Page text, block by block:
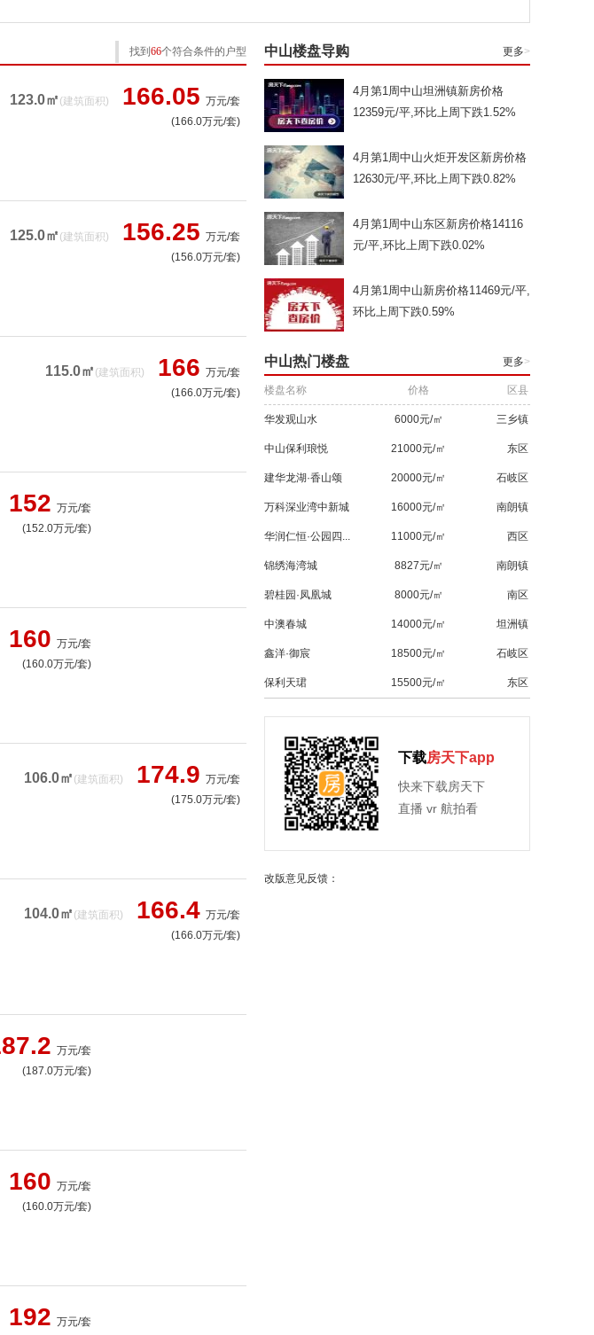
找到 66个符合条件的户型
123.0㎡ (建筑面积) 166.05 万元/套
(166.0万元/套)
125.0㎡ (建筑面积) 156.25 万元/套
(156.0万元/套)
115.0㎡ (建筑面积) 166 万元/套
(166.0万元/套)
152 万元/套
(152.0万元/套)
160 万元/套
(160.0万元/套)
106.0㎡ (建筑面积) 174.9 万元/套
(175.0万元/套)
104.0㎡ (建筑面积) 166.4 万元/套
(166.0万元/套)
万元/套
(187.0万元/套)
160 万元/套
(160.0万元/套)
192 万元/套
中山楼盘导购 更多>
4月第1周中山坦洲镇新房价格
12359元/平,环比上周下跌1.52%
4月第1周中山火炬开发区新房价格
12630元/平,环比上周下跌0.82%
4月第1周中山东区新房价格14116
元/平,环比上周下跌0.02%
4月第1周中山新房价格11469元/平,
环比上周下跌0.59%
中山热门楼盘 更多>
楼盘名称 价格 区县
华发观山水 6000元/㎡ 三乡镇
中山保利琅悦 21000元/㎡ 东区
建华龙湖·香山颂 20000元/㎡ 石岐区
万科深业湾中新城 16000元/㎡ 南朗镇
华润仁恒·公园四... 11000元/㎡ 西区
锦绣海湾城 8827元/㎡ 南朗镇
碧桂园·凤凰城 8000元/㎡ 南区
中澳春城 14000元/㎡ 坦洲镇
鑫洋·御宸 18500元/㎡ 石岐区
保利天珺 15500元/㎡ 东区
下载房天下app
快来下载房天下
直播 vr 航拍看
改版意见反馈：